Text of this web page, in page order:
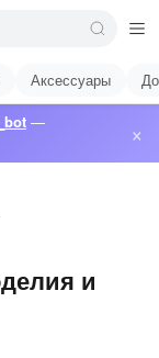
Аксессуары
—
×
и